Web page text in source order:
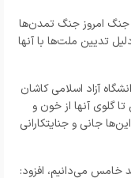
جنگ امروز جنگ تمدن‌ها
تدیین ملت‌ها با آنها
آزاد اسلامی کاشان
گلوی آنها از خون و
جانی و جنایتکارانی
خامس می‌دانیم، افزود: